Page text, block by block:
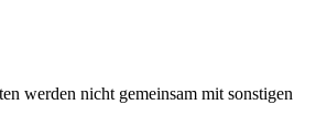
werden nicht gemeinsam mit sonstigen